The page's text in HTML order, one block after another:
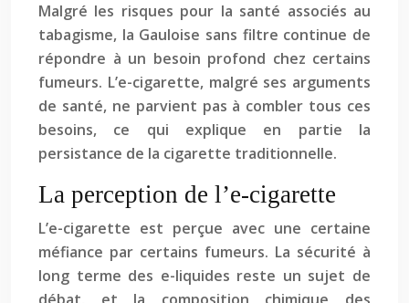
Malgré les risques pour la santé associés au
tabagisme, la Gauloise sans filtre continue de
répondre à un besoin profond chez certains
fumeurs. L’e-cigarette, malgré ses arguments
de santé, ne parvient pas à combler tous ces
besoins, ce qui explique en partie la
persistance de la cigarette traditionnelle.
La perception de l’e-cigarette
L’e-cigarette est perçue avec une certaine
méfiance par certains fumeurs. La sécurité à
long terme des e-liquides reste un sujet de